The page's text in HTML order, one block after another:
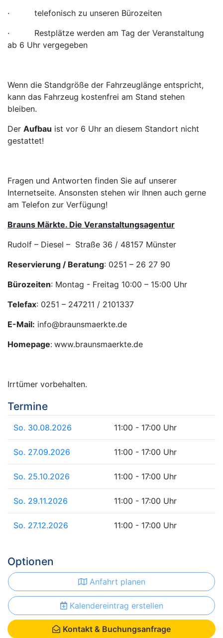
· telefonisch zu unseren Bürozeiten
· Restplätze werden am Tag der Veranstaltung
ab 6 Uhr vergegeben
Wenn die Standgröße der Fahrzeuglänge entspricht,
kann das Fahrzeug kostenfrei am Stand stehen
bleiben.
Der Aufbau ist vor 6 Uhr an diesem Standort nicht
gestattet!
Fragen und Antworten finden Sie auf unserer
Internetseite. Ansonsten stehen wir Ihnen auch gerne
am Telefon zur Verfügung!
Brauns Märkte. Die Veranstaltungsagentur
Rudolf – Diesel ­– Straße 36 / 48157 Münster
Reservierung / Beratung: 0251 – 26 27 90
Bürozeiten: Montag - Freitag 10:00 – 15:00 Uhr
Telefax: 0251 – 247211 / 2101337
E-Mail: info@braunsmaerkte.de
Homepage: www.braunsmaerkte.de
Irrtümer vorbehalten.
Termine
So. 30.08.2026 11:00 - 17:00 Uhr
So. 27.09.2026 11:00 - 17:00 Uhr
So. 25.10.2026 11:00 - 17:00 Uhr
So. 29.11.2026 11:00 - 17:00 Uhr
So. 27.12.2026 11:00 - 17:00 Uhr
Optionen
Anfahrt planen
Kalendereintrag erstellen
Kontakt & Buchungsanfrage